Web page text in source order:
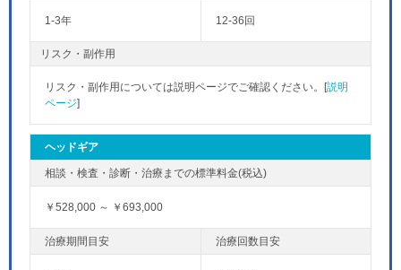
1-3年 12-36回
リスク・副作用
リスク・副作用については説明ページでご確認ください。[説明
ページ]
ヘッドギア
￥528,000 ～ ￥693,000